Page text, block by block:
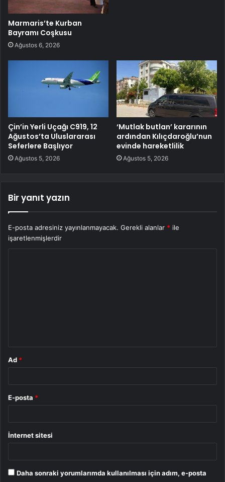
Marmaris’te Kurban
Bayramı Coşkusu
Ağustos 6, 2026
Çin’in Yerli Uçağı C919, 12
Ağustos’ta Uluslararası
Seferlere Başlıyor
Ağustos 5, 2026
‘Mutlak butlan’ kararının
ardından Kılıçdaroğlu’nun
evinde hareketlilik
Ağustos 5, 2026
Bir yanıt yazın
E-posta adresiniz yayınlanmayacak. Gerekli alanlar * ile
işaretlenmişlerdir
Ad *
E-posta *
İnternet sitesi
Daha sonraki yorumlarımda kullanılması için adım, e-posta